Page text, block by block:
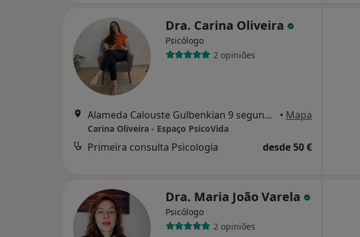
Dra. Carina Oliveira
Psicólogo
2 opiniões
Alameda Calouste Gulbenkian 9 segundo piso, sala 10, Coimbra • Mapa
Carina Oliveira - Espaço PsicoVida
Primeira consulta Psicologia desde 50 €
Dra. Maria João Varela
Psicólogo
2 opiniões